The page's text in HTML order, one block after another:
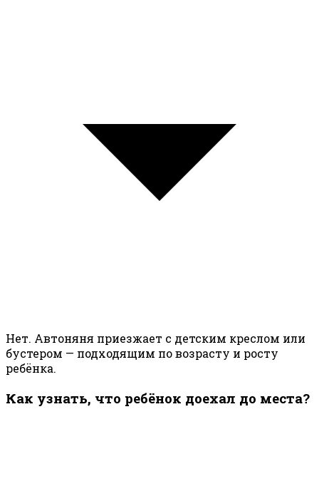
Нет. Автоняня приезжает с детским креслом или
бустером — подходящим по возрасту и росту
ребёнка.
Как узнать, что ребёнок доехал до места?